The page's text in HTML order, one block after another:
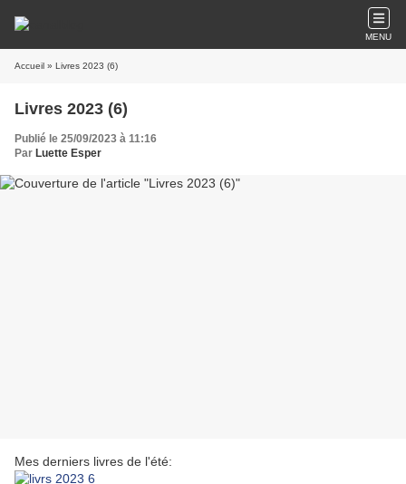
MENU
Accueil » Livres 2023 (6)
Livres 2023 (6)
Publié le 25/09/2023 à 11:16
Par Luette Esper
Mes derniers livres de l'été: